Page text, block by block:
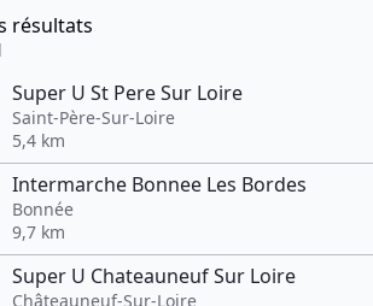
résultats
Super U St Pere Sur Loire
Saint-Père-Sur-Loire
5,4 km
Intermarche Bonnee Les Bordes
Bonnée
9,7 km
Super U Chateauneuf Sur Loire
Châteauneuf-Sur-Loire